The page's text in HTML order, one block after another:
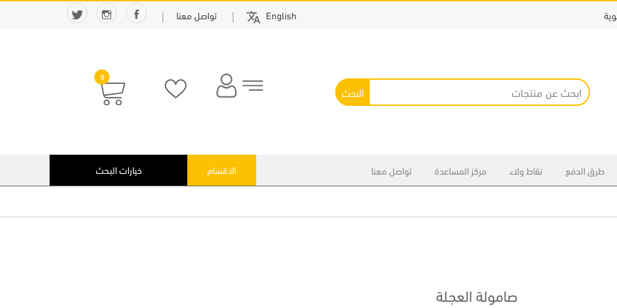
English تواصل معنا
البحث
0
طرق الدفع نقاط ولاء مركز المساعدة تواصل معنا الاقسام خيارات البحث
صامولة العجلة